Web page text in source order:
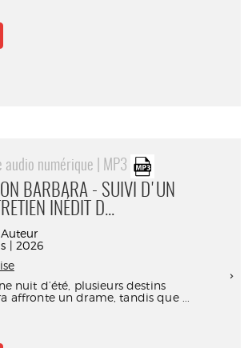
audio numérique | MP3
BARBARA - SUIVI D'UN
INÉDIT D...
| 2026
nuit d’été, plusieurs destins
affronte un drame, tandis que ...